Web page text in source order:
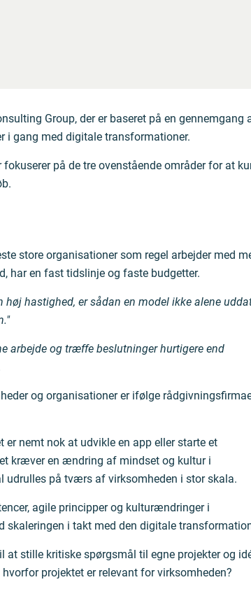
Group, der er baseret på en gennemgang
i gang med digitale transformationer.
på de tre ovenstående områder for at
store organisationer som regel arbejder med
har en fast tidslinje og faste budgetter.
hastighed, er sådan en model ikke alene
arbejde og træffe beslutninger hurtigere end
og organisationer er ifølge
er nemt nok at udvikle en app eller starte et
kræver en ændring af mindset og kultur i
udrulles på tværs af virksomheden i stor skala.
agile principper og kulturændringer i
skaleringen i takt med den digitale
stille kritiske spørgsmål til egne projekter og
projektet er relevant for virksomheden?